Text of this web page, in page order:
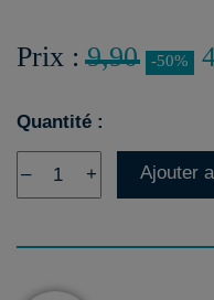
Prix :9,90 -50%
Quantité :
– + Ajouter